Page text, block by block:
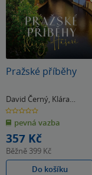
Pražské příběhy
David Černý, Klára
Hašová
0.0
z
5
hvězdiček
pevná vazba
357 Kč
Běžně 399 Kč
Do košíku